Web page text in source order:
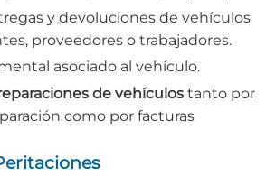
y devoluciones de vehículos
proveedores o trabajadores.
asociado al vehículo.
de vehículos tanto por
como por facturas